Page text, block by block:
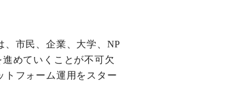
、市民、企業、大学、NP
めていくことが不可欠
トフォーム運用をスター